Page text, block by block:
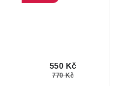
550 Kč
770 Kč